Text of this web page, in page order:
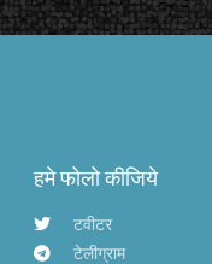
हमे फोलो कीजिये
टवीटर
टेलीग्राम